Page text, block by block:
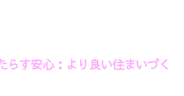
らす安心：より良い住まいづく